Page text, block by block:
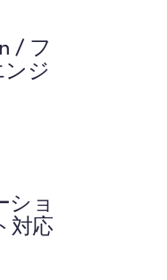
/ フ
ジ
ショ
対応